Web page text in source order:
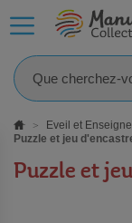
Eveil et
Puzzle et jeu
Puzzle et